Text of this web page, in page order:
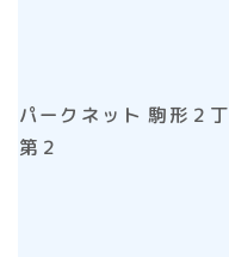
パークネット 駒形２
第２